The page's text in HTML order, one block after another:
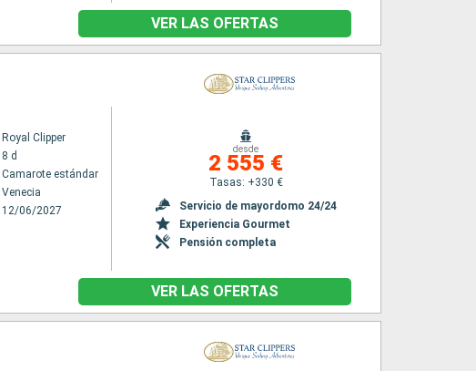
VER LAS OFERTAS
Royal Clipper
8 d
Camarote estándar
Venecia
12/06/2027
desde
2 555 €
Tasas: +330 €
Servicio de mayordomo 24/24
Experiencia Gourmet
Pensión completa
VER LAS OFERTAS